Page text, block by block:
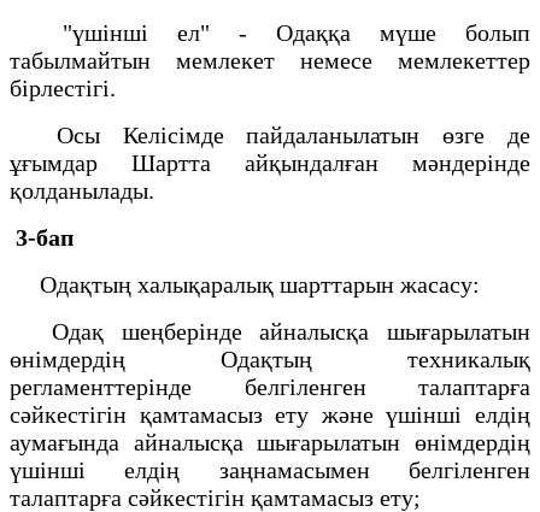
"үшінші ел" - Одаққа мүше болып
табылмайтын мемлекет немесе мемлекеттер
бірлестігі.
Осы Келісімде пайдаланылатын өзге де
ұғымдар Шартта айқындалған мәндерінде
қолданылады.
3-бап
Одақтың халықаралық шарттарын жасасу:
Одақ шеңберінде айналысқа шығарылатын
өнімдердің Одақтың техникалық
регламенттерінде белгіленген талаптарға
сәйкестігін қамтамасыз ету және үшінші елдің
аумағында айналысқа шығарылатын өнімдердің
үшінші елдің заңнамасымен белгіленген
талаптарға сәйкестігін қамтамасыз ету;